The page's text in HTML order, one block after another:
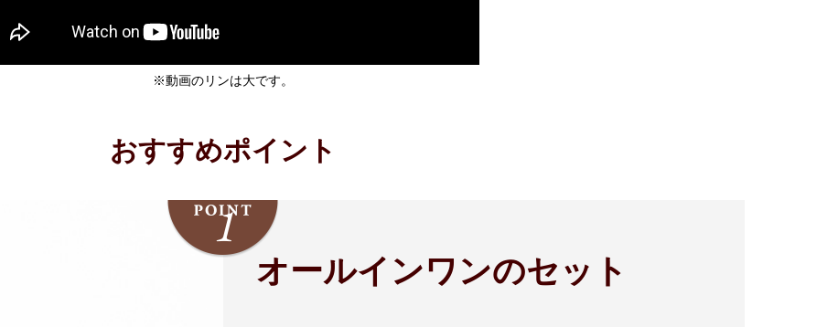
※動画のリンは大です。
おすすめポイント
オールインワンのセット